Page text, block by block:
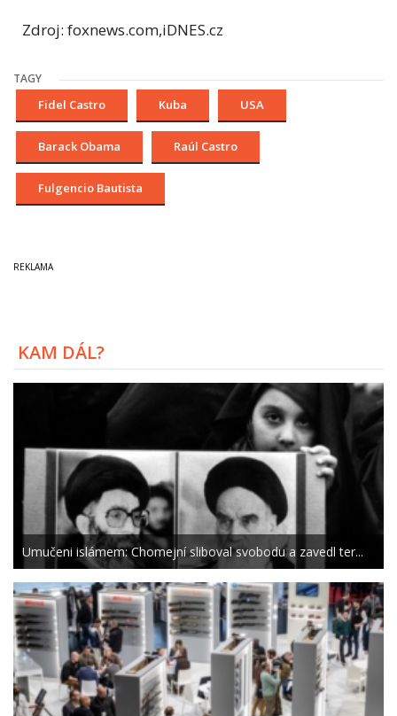
Zdroj: foxnews.com,iDNES.cz
TAGY
Fidel Castro Kuba USA
Barack Obama Raúl Castro
Fulgencio Bautista
KAM DÁL?
Umučeni islámem: Chomejní sliboval svobodu a zavedl ter...